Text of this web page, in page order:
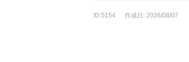
ID:5154 作成日: 2026/08/07